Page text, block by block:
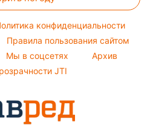
конфиденциальности
Правила пользования сайтом
Мы в соцсетях
Архив
JTI